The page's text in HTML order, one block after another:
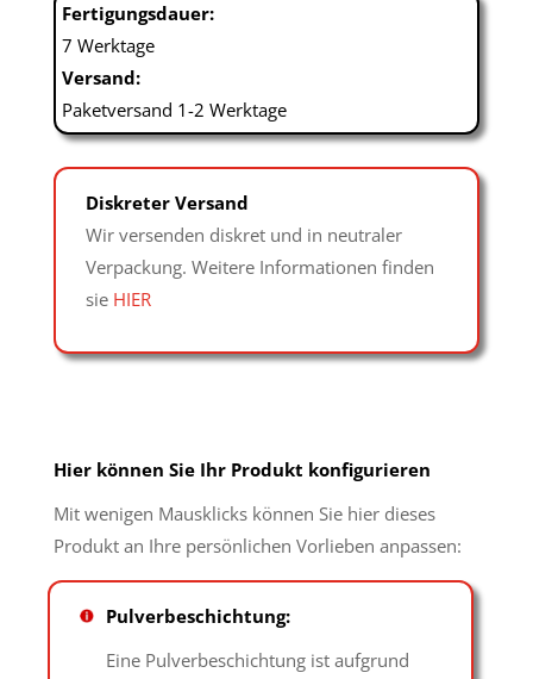
Fertigungsdauer:
7 Werktage
Versand:
Paketversand 1-2 Werktage
Diskreter Versand
Wir versenden diskret und in neutraler
Verpackung. Weitere Informationen finden
sie HIER
Hier können Sie Ihr Produkt konfigurieren
Mit wenigen Mausklicks können Sie hier dieses
Produkt an Ihre persönlichen Vorlieben anpassen:
Pulverbeschichtung:
Eine Pulverbeschichtung ist aufgrund